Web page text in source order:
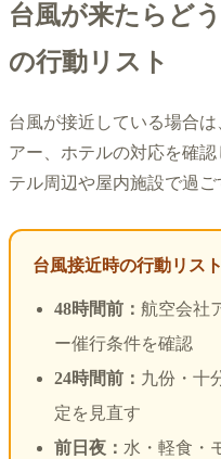
台風が来たらど
の行動リスト
台風が接近している場合
アー、ホテルの対応を確
テル周辺や屋内施設で過ご
台風接近時の行動リスト
48時間前： 航空会社
ー催行条件を確認
24時間前： 九份・十
定を見直す
前日夜： 水・軽食・